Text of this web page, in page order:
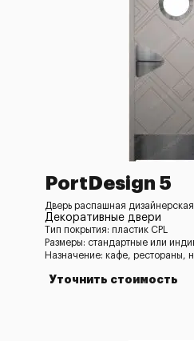
PortDesign 5
Дверь распашная
Декоративные двери
Тип покрытия: пластик CPL
Размеры: стандартные или
Назначение: кафе, рестораны,
Уточнить стоимость